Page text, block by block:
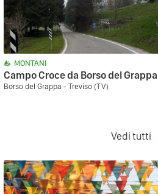
MONTANI
Campo Croce da Borso del Grappa
Borso del Grappa - Treviso (TV)
Vedi tutti